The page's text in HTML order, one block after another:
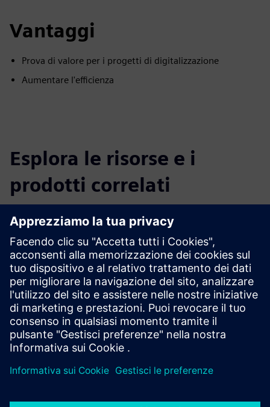
Vantaggi
Prova di valore per i progetti di digitalizzazione
Aumentare l'efficienza
Esplora le risorse e i
prodotti correlati
Informazioni e risorse aggiuntive
Whitepaper: Manutenzione 4.0
Scopri di più
Prerequisiti
nessuna